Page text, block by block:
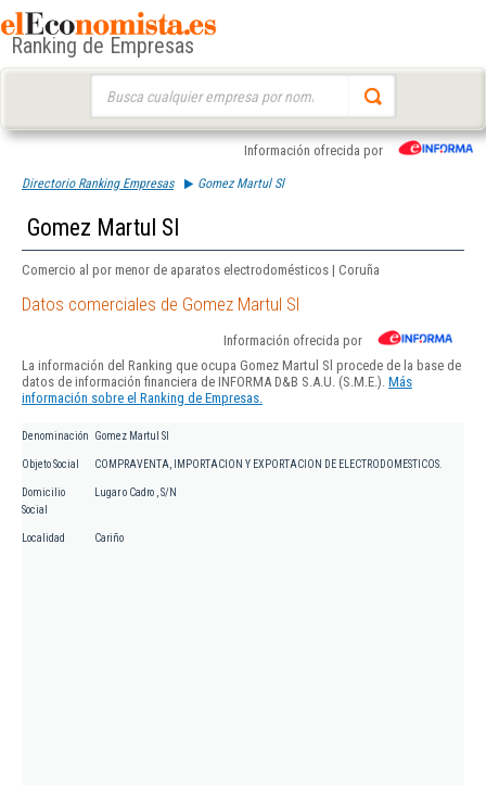
Ranking de Empresas
Información ofrecida por
Directorio Ranking Empresas Gomez Martul Sl
Gomez Martul Sl
Comercio al por menor de aparatos electrodomésticos | Coruña
Datos comerciales de Gomez Martul Sl
Información ofrecida por
La información del Ranking que ocupa Gomez Martul Sl procede de la base de
datos de información financiera de INFORMA D&B S.A.U. (S.M.E.). Más
información sobre el Ranking de Empresas.
Denominación Gomez Martul Sl
Objeto Social COMPRAVENTA, IMPORTACION Y EXPORTACION DE ELECTRODOMESTICOS.
Domicilio
Social
Lugar o Cadro , S/N
Localidad Cariño